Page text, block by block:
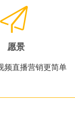
愿景
频直播营销更简单